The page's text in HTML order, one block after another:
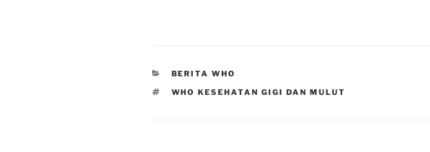
CATEGORIES
BERITA WHO
TAGS
WHO KESEHATAN GIGI DAN MULUT